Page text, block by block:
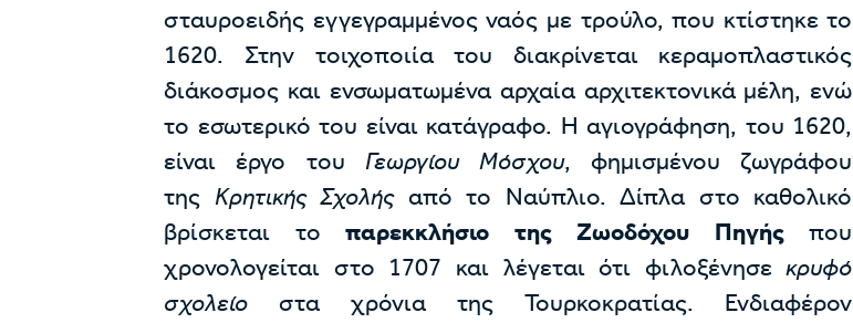
σταυροειδής εγγεγραμμένος ναός με τρούλο, που κτίστηκε το
1620. Στην τοιχοποιία του διακρίνεται κεραμοπλαστικός
διάκοσμος και ενσωματωμένα αρχαία αρχιτεκτονικά μέλη, ενώ
το εσωτερικό του είναι κατάγραφο. Η αγιογράφηση, του 1620,
είναι έργο του Γεωργίου Μόσχου, φημισμένου ζωγράφου
της Κρητικής Σχολήςαπό το Ναύπλιο. Δίπλα στο καθολικό
βρίσκεται τοπαρεκκλήσιο της Ζωοδόχου Πηγήςπου
χρονολογείται στο 1707 και λέγεται ότι φιλοξένησεκρυφό
σχολείο στα χρόνια της Τουρκοκρατίας. Ενδιαφέρον